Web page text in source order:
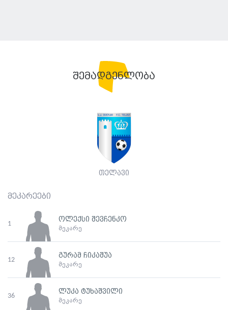
შემადგენლობა
თელავი
მეკარეები
1
ოლექსი შევჩენკო
მეკარე
12
გურამ ჩიკაშუა
მეკარე
36
ლუკა ტუხაშვილი
მეკარე